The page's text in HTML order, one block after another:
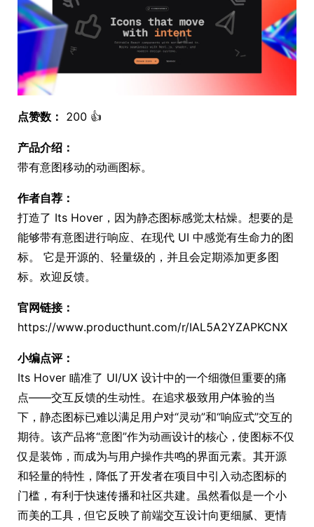
点赞数： 200 👍
产品介绍：
带有意图移动的动画图标。
作者自荐：
打造了 Its Hover，因为静态图标感觉太枯燥。想要的是
能够带有意图进行响应、在现代 UI 中感觉有生命力的图
标。 它是开源的、轻量级的，并且会定期添加更多图
标。欢迎反馈。
官网链接：
https://www.producthunt.com/r/IAL5A2YZAPKCNX
小编点评：
Its Hover 瞄准了 UI/UX 设计中的一个细微但重要的痛
点——交互反馈的生动性。在追求极致用户体验的当
下，静态图标已难以满足用户对“灵动”和“响应式”交互的
期待。该产品将“意图”作为动画设计的核心，使图标不仅
仅是装饰，而成为与用户操作共鸣的界面元素。其开源
和轻量的特性，降低了开发者在项目中引入动态图标的
门槛，有利于快速传播和社区共建。虽然看似是一个小
而美的工具，但它反映了前端交互设计向更细腻、更情